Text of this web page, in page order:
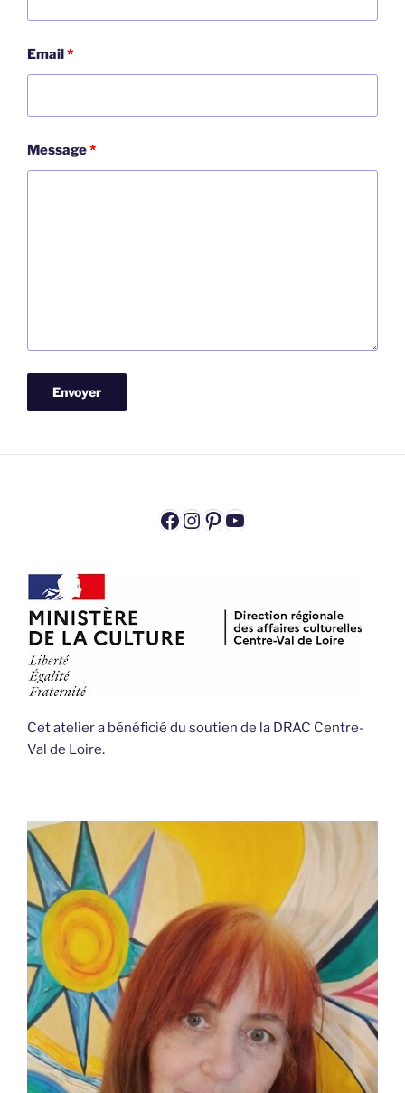
Email*
Message*
Facebook
Instagram
Pinterest
YouTube
Cet atelier a bénéficié du soutien de la DRAC Centre-
Val de Loire.